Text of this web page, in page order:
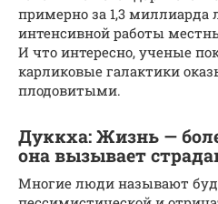
примерно за 1,3 миллиарда
интенсивной работы
И что интересно, ученые
карликовые галактики
плодовитыми.
Дуккха: Жизнь —
она вызывает
Многие люди называют